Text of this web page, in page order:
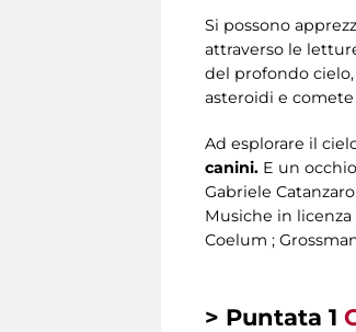
Si possono
attraverso le
del profondo
asteroidi e
Ad esplorare il
canini. E un
Gabriele
Musiche in licenza
Coelum ;
> Puntata 1